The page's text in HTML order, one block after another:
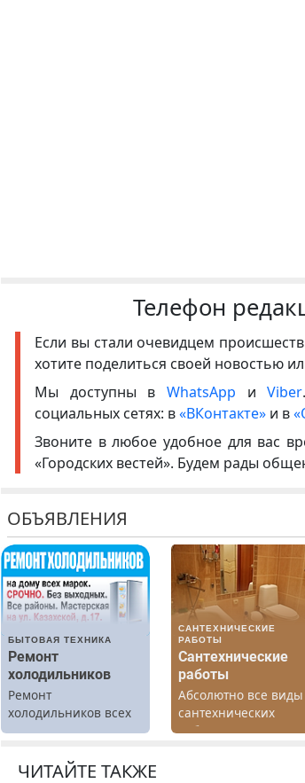
Телефон
Если вы стали очевидцем
хотите поделиться своей новостью
Мы доступны в WhatsApp иViber
социальных сетях: в«ВКонтакте» и в
Звоните в любое удобное для вас
«Городских вестей». Будем рады
ОБЪЯВЛЕНИЯ
БЫТОВАЯ ТЕХНИКА
Ремонт
холодильников
Ремонт
холодильников всех
марок на дому.
САНТЕХНИЧЕСКИЕ
РАБОТЫ
Сантехнические
работы
Абсолютно все виды
сантехнических
работ. Быстро.
ЧИТАЙТЕ ТАКЖЕ